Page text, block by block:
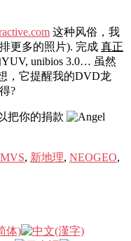
这种风俗，我
更多的照片). 完成 真正
unibios 3.0… 虽然
，它提醒我的DVD龙
?
把你的捐款
MVS, 新地理, NEOGEO,